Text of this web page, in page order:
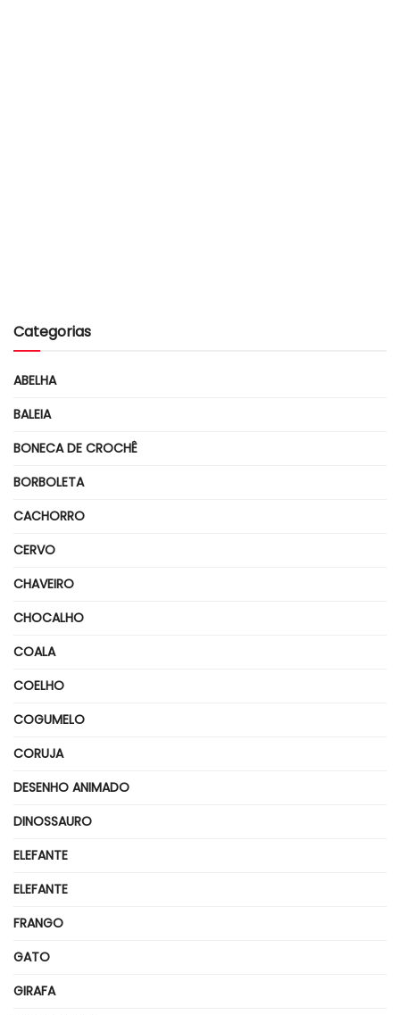
Categorias
ABELHA
BALEIA
BONECA DE CROCHÊ
BORBOLETA
CACHORRO
CERVO
CHAVEIRO
CHOCALHO
COALA
COELHO
COGUMELO
CORUJA
DESENHO ANIMADO
DINOSSAURO
ELEFANTE
ELEFANTE
FRANGO
GATO
GIRAFA